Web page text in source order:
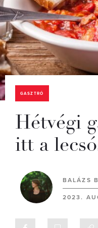
GASZTRÓ
Hétvégi
itt a
BALÁZS
2023.